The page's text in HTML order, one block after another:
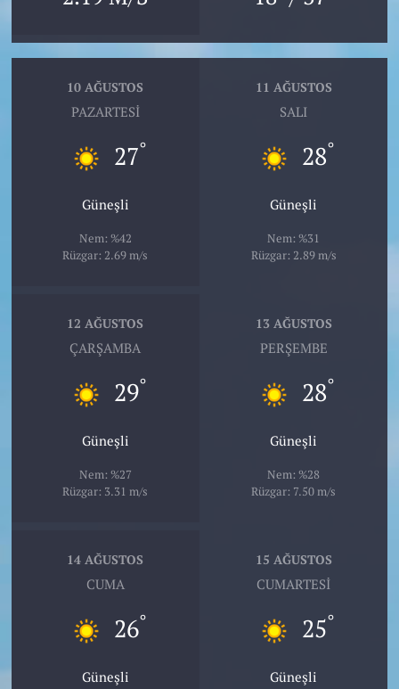
10 AĞUSTOS
PAZARTESI
27°
Güneşli
Nem: %42
Rüzgar: 2.69 m/s
11 AĞUSTOS
SALI
28°
Güneşli
Nem: %31
Rüzgar: 2.89 m/s
12 AĞUSTOS
ÇARŞAMBA
29°
Güneşli
Nem: %27
Rüzgar: 3.31 m/s
13 AĞUSTOS
PERŞEMBE
28°
Güneşli
Nem: %28
Rüzgar: 7.50 m/s
14 AĞUSTOS
CUMA
26°
Güneşli
15 AĞUSTOS
CUMARTESI
25°
Güneşli